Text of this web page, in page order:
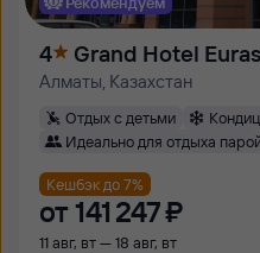
4 Grand Hotel
Алматы, Казахстан
Отдых с детьми
Идеально для отдыха
Кешбэк до 7%
от 141 ⁠247 ⁠₽
11 авг, вт — 18 авг, вт